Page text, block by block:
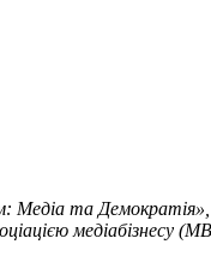
та
медіабізнесу